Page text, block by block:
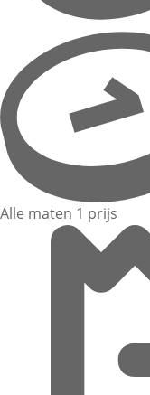
Alle maten 1 prijs